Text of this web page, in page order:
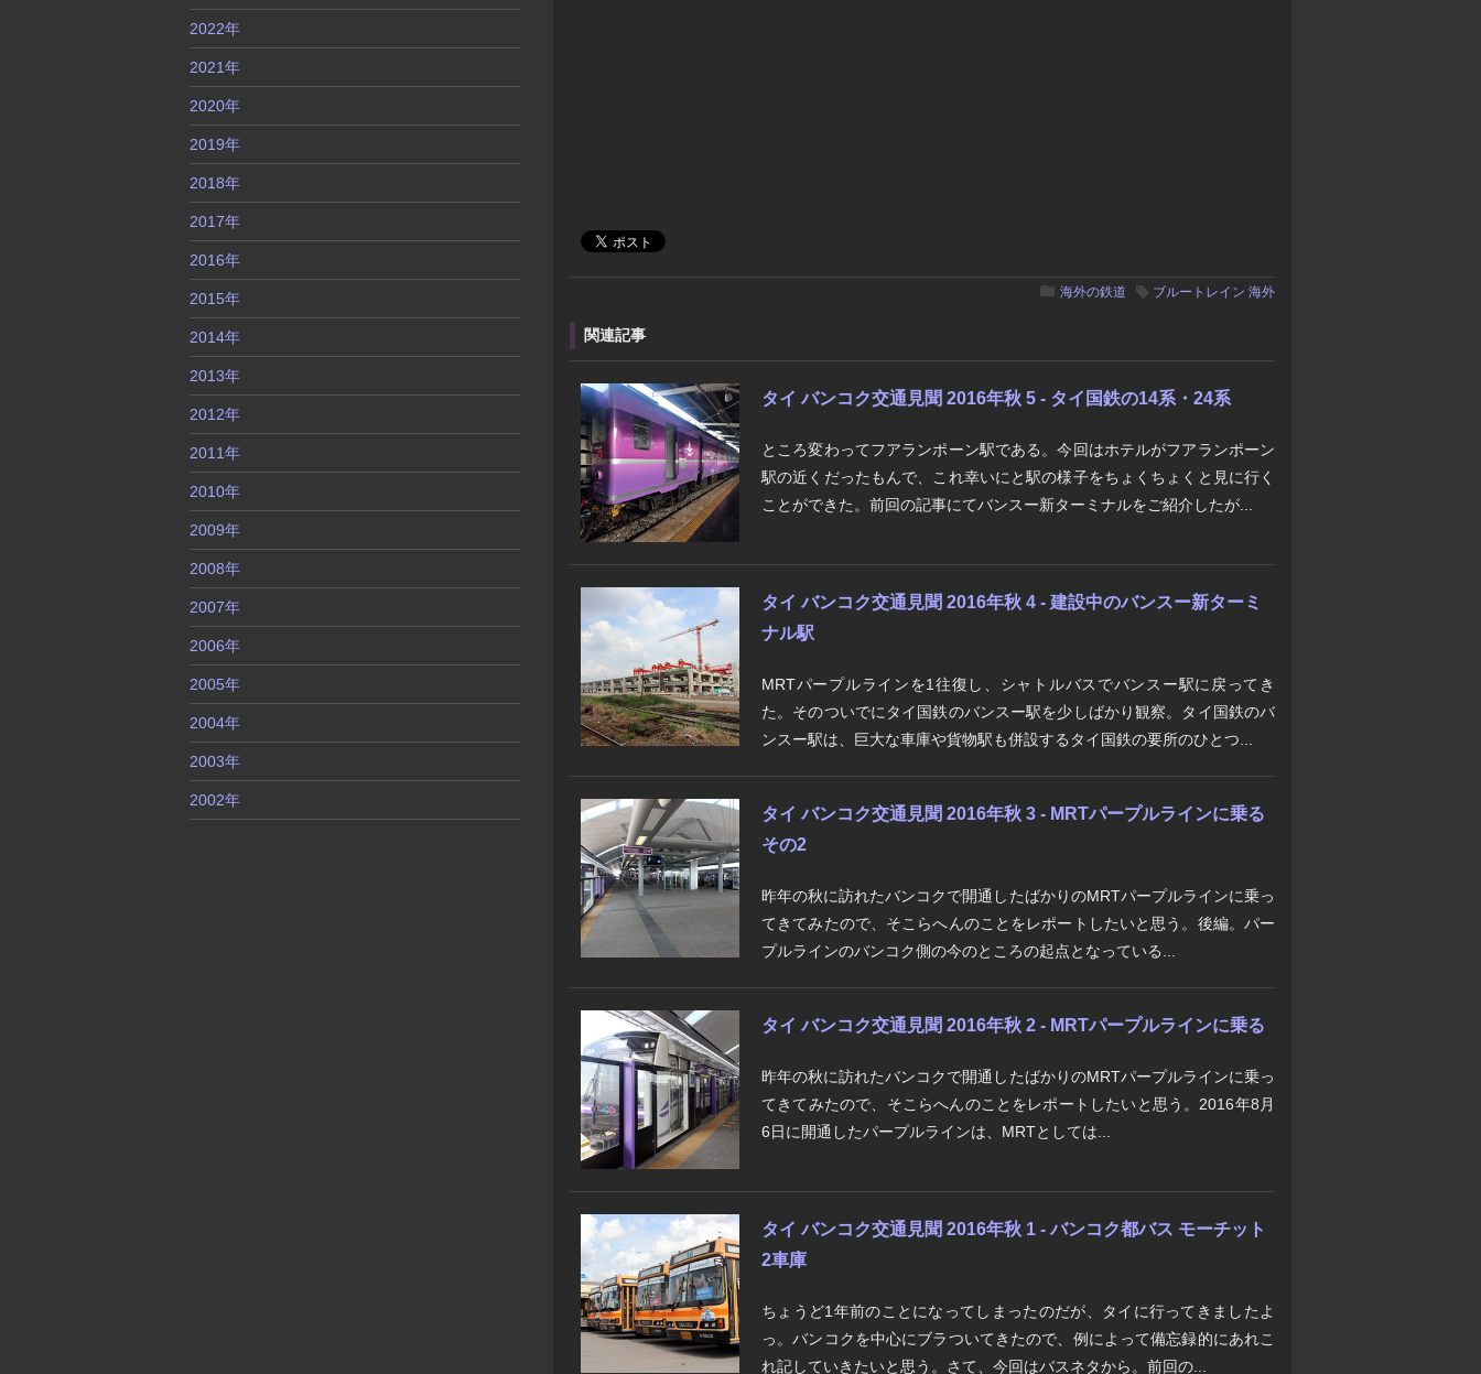
海外の鉄道 ブルートレイン 海外
関連記事
タイ バンコク交通見聞 2016年秋 5 - タイ国鉄の14系・24系
ところ変わってフアランポーン駅である。今回はホテルがフアランポーン
駅の近くだったもんで、これ幸いにと駅の様子をちょくちょくと見に行く
ことができた。前回の記事にてバンスー新ターミナルをご紹介したが...
タイ バンコク交通見聞 2016年秋 4 - 建設中のバンスー新ターミ
ナル駅
MRTパープルラインを1往復し、シャトルバスでバンスー駅に戻ってき
た。そのついでにタイ国鉄のバンスー駅を少しばかり観察。タイ国鉄のバ
ンスー駅は、巨大な車庫や貨物駅も併設するタイ国鉄の要所のひとつ...
タイ バンコク交通見聞 2016年秋 3 - MRTパープルラインに乗る
その2
昨年の秋に訪れたバンコクで開通したばかりのMRTパープルラインに乗っ
てきてみたので、そこらへんのことをレポートしたいと思う。後編。パー
プルラインのバンコク側の今のところの起点となっている...
タイ バンコク交通見聞 2016年秋 2 - MRTパープルラインに乗る
昨年の秋に訪れたバンコクで開通したばかりのMRTパープルラインに乗っ
てきてみたので、そこらへんのことをレポートしたいと思う。2016年8月
6日に開通したパープルラインは、MRTとしては...
タイ バンコク交通見聞 2016年秋 1 - バンコク都バス モーチット
2車庫
ちょうど1年前のことになってしまったのだが、タイに行ってきましたよ
っ。バンコクを中心にブラついてきたので、例によって備忘録的にあれこ
れ記していきたいと思う。さて、今回はバスネタから。前回の...
2022年
2021年
2020年
2019年
2018年
2017年
2016年
2015年
2014年
2013年
2012年
2011年
2010年
2009年
2008年
2007年
2006年
2005年
2004年
2003年
2002年